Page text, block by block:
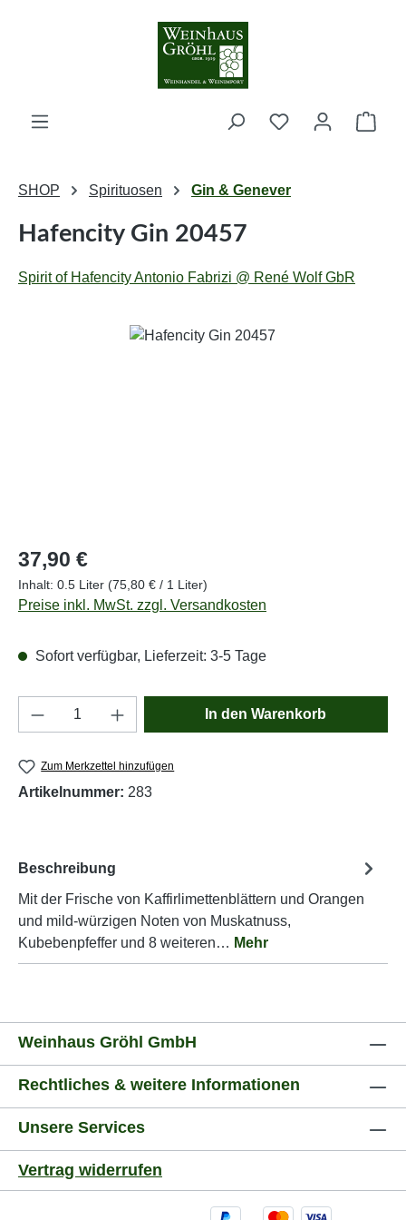
Zum Hauptinhalt springen
SHOP Spirituosen Gin & Genever
Hafencity Gin 20457
Spirit of Hafencity Antonio Fabrizi @ René Wolf GbR
Bildergalerie überspringen
Regulärer Preis:
37,90 €
Inhalt: 0.5 Liter (75,80 € / 1 Liter)
Preise inkl. MwSt. zzgl. Versandkosten
Sofort verfügbar, Lieferzeit: 3-5 Tage
Produkt Anzahl: Gib den gewünschten
In den Warenkorb
Zum Merkzettel hinzufügen
Artikelnummer: 283
Beschreibung
Mit der Frische von Kaffirlimettenblättern und Orangen
und mild-würzigen Noten von Muskatnuss,
Kubebenpfeffer und 8 weiteren… Mehr
Weinhaus Gröhl GmbH
Rechtliches & weitere Informationen
Unsere Services
Vertrag widerrufen